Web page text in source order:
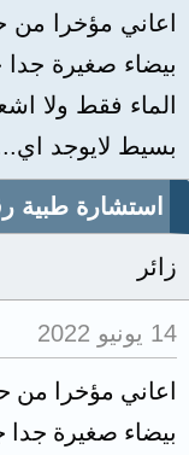
اعاني مؤخرا من
بيضاء صغيرة
الماء فقط ولا
بسيط لايوجد
استشارة طبية رقم
زائر
14 يونيو 2022
اعاني مؤخرا من
بيضاء صغيرة جدا